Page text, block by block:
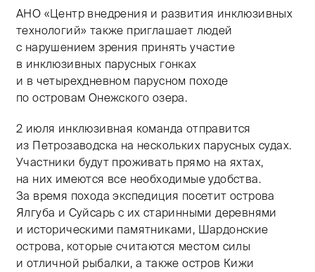
АНО «Центр внедрения и развития инклюзивных
технологий» также приглашает людей
с нарушением зрения принять участие
в инклюзивных парусных гонках
и в четырехдневном парусном походе
по островам Онежского озера.
2 июля инклюзивная команда отправится
из Петрозаводска на нескольких парусных судах.
Участники будут проживать прямо на яхтах,
на них имеются все необходимые удобства.
За время похода экспедиция посетит острова
Ялгуба и Суйсарь с их старинными деревнями
и историческими памятниками, Шардонские
острова, которые считаются местом силы
и отличной рыбалки, а также остров Кижи